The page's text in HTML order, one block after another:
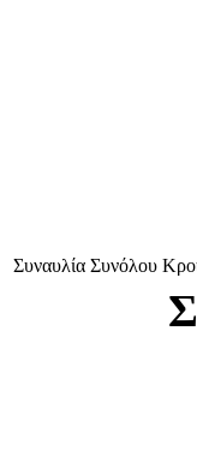
Συναυλία Συνόλου